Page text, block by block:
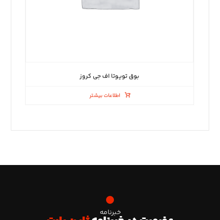
بوق تویوتا اف جی کروز
اطلاعات بیشتر
خبرنامه